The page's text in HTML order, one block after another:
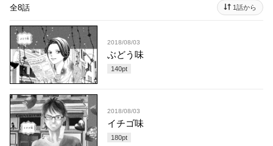
全8話 1話から
2018/08/03
ぶどう味
140pt
2018/08/03
イチゴ味
180pt